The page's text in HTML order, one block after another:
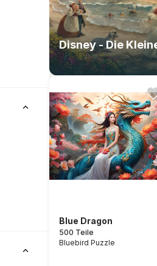
Blue Dragon
500 Teile
Bluebird Puzzle